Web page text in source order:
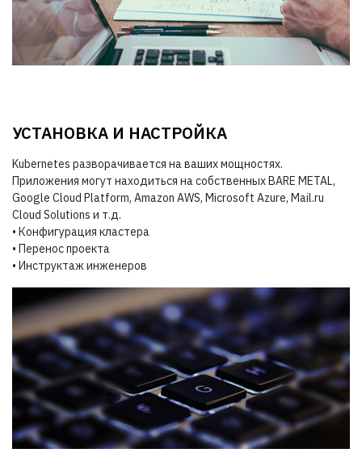
УСТАНОВКА И НАСТРОЙКА
Kubernetes разворачивается на ваших мощностях.
Приложения могут находиться на собственных BARE METAL,
Google Cloud Platform, Amazon AWS, Microsoft Azure, Mail.ru
Cloud Solutions и т.д.
• Конфигурация кластера
• Перенос проекта
• Инструктаж инженеров